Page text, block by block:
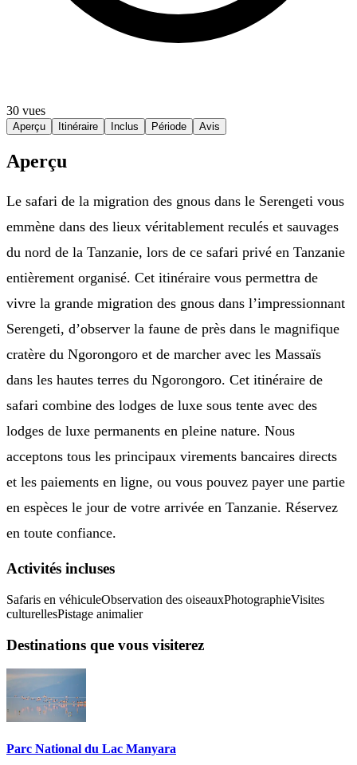
30 vues
Aperçu Itinéraire Inclus Période Avis
Aperçu
Le safari de la migration des gnous dans le Serengeti vous
emmène dans des lieux véritablement reculés et sauvages
du nord de la Tanzanie, lors de ce safari privé en Tanzanie
entièrement organisé. Cet itinéraire vous permettra de
vivre la grande migration des gnous dans l’impressionnant
Serengeti, d’observer la faune de près dans le magnifique
cratère du Ngorongoro et de marcher avec les Massaïs
dans les hautes terres du Ngorongoro. Cet itinéraire de
safari combine des lodges de luxe sous tente avec des
lodges de luxe permanents en pleine nature. Nous
acceptons tous les principaux virements bancaires directs
et les paiements en ligne, ou vous pouvez payer une partie
en espèces le jour de votre arrivée en Tanzanie. Réservez
en toute confiance.
Activités incluses
Safaris en véhiculeObservation des oiseauxPhotographieVisites
culturellesPistage animalier
Destinations que vous visiterez
Parc National du Lac Manyara